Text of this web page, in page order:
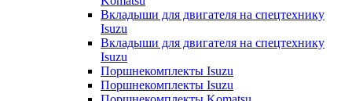
Вкладыши для двигателя на спецтехнику
Isuzu
Вкладыши для двигателя на спецтехнику
Isuzu
Поршнекомплекты Isuzu
Поршнекомплекты Isuzu